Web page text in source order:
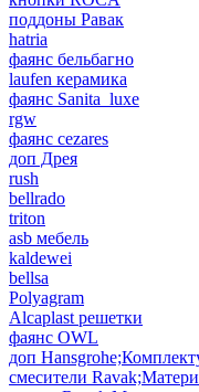
поддоны Равак
hatria
фаянс бельбагно
laufen керамика
фаянс Sanita_luxe
rgw
фаянс cezares
доп Дрея
rush
bellrado
triton
asb мебель
kaldewei
bellsa
Polyagram
Alcaplast решетки
фаянс OWL
доп
смесители